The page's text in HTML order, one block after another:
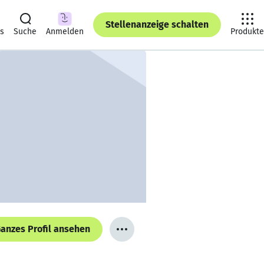
Suche Anmelden
Stellenanzeige schalten
Produkte
Profil ansehen